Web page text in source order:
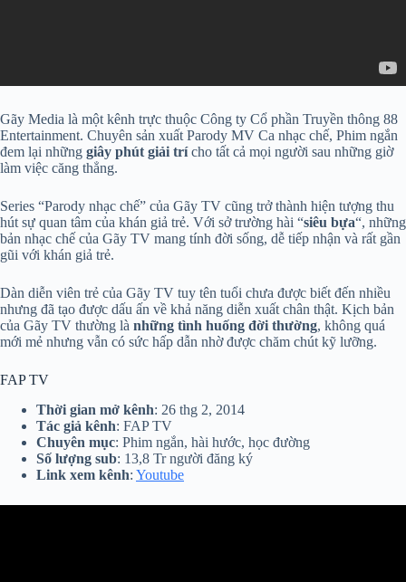
Gãy Media là một kênh trực thuộc Công ty Cổ phần Truyền thông 88
Entertainment. Chuyên sản xuất Parody MV Ca nhạc chế, Phim ngắn
đem lại những giây phút giải trícho tất cả mọi người sau những giờ
làm việc căng thẳng.
Series “Parody nhạc chế” của Gãy TV cũng trở thành hiện tượng thu
hút sự quan tâm của khán giả trẻ. Với sở trường hài “siêu bựa“, những
bản nhạc chế của Gãy TV mang tính đời sống, dễ tiếp nhận và rất gần
gũi với khán giả trẻ.
Dàn diễn viên trẻ của Gãy TV tuy tên tuổi chưa được biết đến nhiều
nhưng đã tạo được dấu ấn về khả năng diễn xuất chân thật. Kịch bản
của Gãy TV thường là những tình huống đời thường, không quá
mới mẻ nhưng vẫn có sức hấp dẫn nhờ được chăm chút kỹ lưỡng.
FAP TV
Thời gian mở kênh: 26 thg 2, 2014
Tác giả kênh: FAP TV
Chuyên mục: Phim ngắn, hài hước, học đường
Số lượng sub: 13,8 Tr người đăng ký
Link xem kênh: Youtube